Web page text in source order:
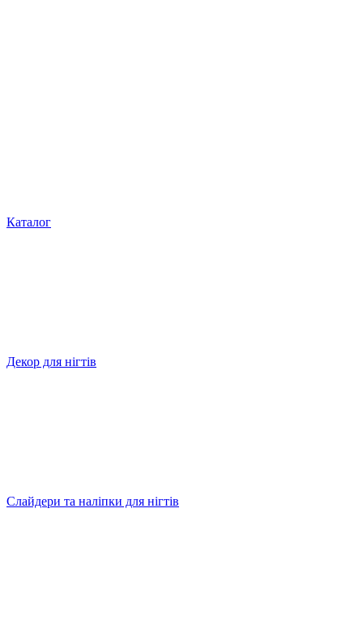
Каталог
Декор для нігтів
Слайдери та наліпки для нігтів